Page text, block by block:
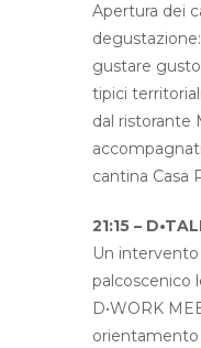
Apertura dei
degustazione:
gustare
tipici
dal ristorante
cantina Casa
21:15 –
Un
palcoscenico
D•WORK
orientamento